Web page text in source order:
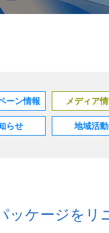
ーン情報 メディア
らせ 地域活動
ッケージをリ